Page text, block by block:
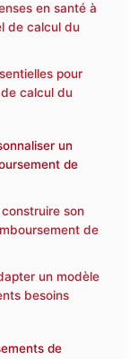
en santé à
de calcul du
pour
calcul du
un
de
son
de
un modèle
besoins
de